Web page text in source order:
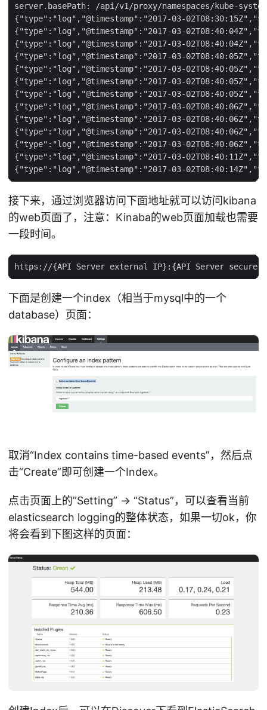
server.basePath: /api/v1/proxy/namespaces/kube-
{"type":"log","@timestamp":"2017-03-
{"type":"log","@timestamp":"2017-03-
{"type":"log","@timestamp":"2017-03-
{"type":"log","@timestamp":"2017-03-
{"type":"log","@timestamp":"2017-03-
{"type":"log","@timestamp":"2017-03-
{"type":"log","@timestamp":"2017-03-
{"type":"log","@timestamp":"2017-03-
{"type":"log","@timestamp":"2017-03-
{"type":"log","@timestamp":"2017-03-
{"type":"log","@timestamp":"2017-03-
{"type":"log","@timestamp":"2017-03-
接下来，通过浏览器访问下面地址就可以访问kibana
的web页面了，注意：Kinaba的web页面加载也需要
一段时间。
下面是创建一个index（相当于mysql中的一个
database）页面：
取消“Index contains time-based events”，然后点
击“Create”即可创建一个Index。
点击页面上的”Setting” -> “Status”，可以查看当前
elasticsearch logging的整体状态，如果一切ok，你
将会看到下图这样的页面：